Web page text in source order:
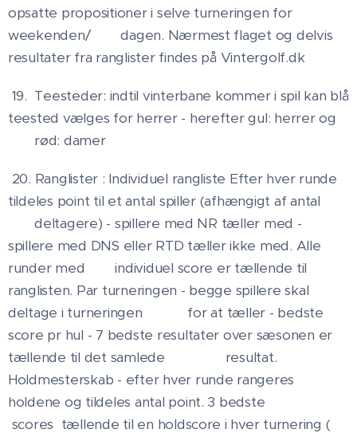
opsatte propositioner i selve turneringen for
weekenden/ dagen. Nærmest flaget og delvis
resultater fra ranglister findes på Vintergolf.dk
19. Teesteder: indtil vinterbane kommer i spil kan blå
teested vælges for herrer - herefter gul: herrer og
rød: damer
20. Ranglister : Individuel rangliste Efter hver runde
tildeles point til et antal spiller (afhængigt af antal
deltagere) - spillere med NR tæller med -
spillere med DNS eller RTD tæller ikke med. Alle
runder med individuel score er tællende til
ranglisten. Par turneringen - begge spillere skal
deltage i turneringen for at tæller - bedste
score pr hul - 7 bedste resultater over sæsonen er
tællende til det samlede resultat.
Holdmesterskab - efter hver runde rangeres
holdene og tildeles antal point. 3 bedste
scores tællende til en holdscore i hver turnering (